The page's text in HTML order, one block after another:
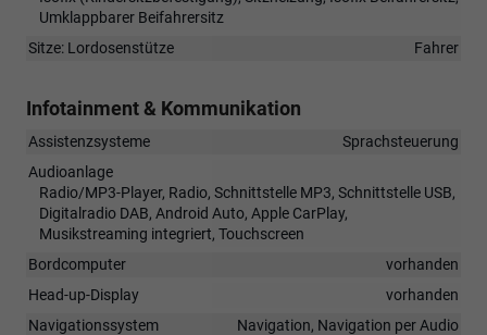
Umklappbarer Beifahrersitz
Sitze: Lordosenstütze
Fahrer
Infotainment & Kommunikation
Assistenzsysteme
Sprachsteuerung
Audioanlage
Radio/MP3-Player, Radio, Schnittstelle MP3, Schnittstelle USB,
Digitalradio DAB, Android Auto, Apple CarPlay,
Musikstreaming integriert, Touchscreen
Bordcomputer
vorhanden
Head-up-Display
vorhanden
Navigationssystem
Navigation, Navigation per Audio